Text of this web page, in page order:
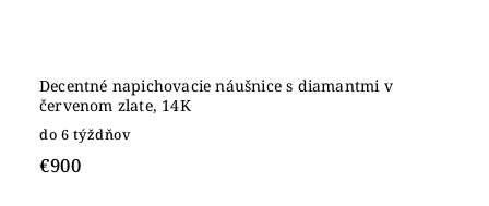
Decentné napichovacie náušnice s diamantmi v
červenom zlate, 14K
do 6 týždňov
€900